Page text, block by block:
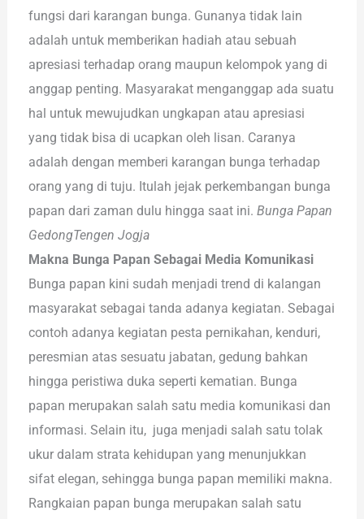
fungsi dari karangan bunga. Gunanya tidak lain
adalah untuk memberikan hadiah atau sebuah
apresiasi terhadap orang maupun kelompok yang di
anggap penting. Masyarakat menganggap ada suatu
hal untuk mewujudkan ungkapan atau apresiasi
yang tidak bisa di ucapkan oleh lisan. Caranya
adalah dengan memberi karangan bunga terhadap
orang yang di tuju. Itulah jejak perkembangan bunga
papan dari zaman dulu hingga saat ini.Bunga Papan
GedongTengen Jogja
Makna Bunga Papan Sebagai Media Komunikasi
Bunga papan kini sudah menjadi trend di kalangan
masyarakat sebagai tanda adanya kegiatan. Sebagai
contoh adanya kegiatan pesta pernikahan, kenduri,
peresmian atas sesuatu jabatan, gedung bahkan
hingga peristiwa duka seperti kematian. Bunga
papan merupakan salah satu media komunikasi dan
informasi. Selain itu, juga menjadi salah satu tolak
ukur dalam strata kehidupan yang menunjukkan
sifat elegan, sehingga bunga papan memiliki makna.
Rangkaian papan bunga merupakan salah satu